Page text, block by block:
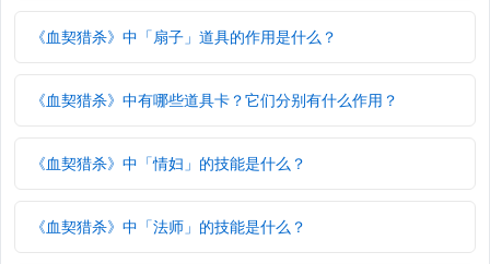
《血契猎杀》中「扇子」道具的作用是什么？
《血契猎杀》中有哪些道具卡？它们分别有什么作用？
《血契猎杀》中「情妇」的技能是什么？
《血契猎杀》中「法师」的技能是什么？